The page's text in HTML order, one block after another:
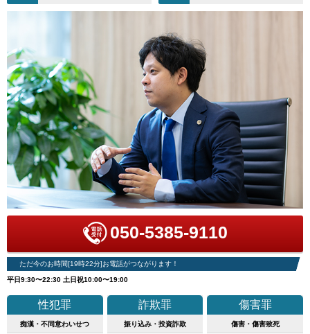
050-5385-9110
ただ今のお時間[19時22分]お電話がつながります！
平日9:30〜22:30 土日祝10:00〜19:00
性犯罪
痴漢・不同意わいせつ
詐欺罪
振り込み・投資詐欺
傷害罪
傷害・傷害致死